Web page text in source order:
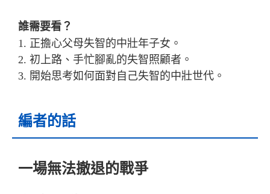
誰需要看？
1. 正擔心父母失智的中壯年子女。
2. 初上路、手忙腳亂的失智照顧者。
3. 開始思考如何面對自己失智的中壯世代。
編者的話
一場無法撤退的戰爭